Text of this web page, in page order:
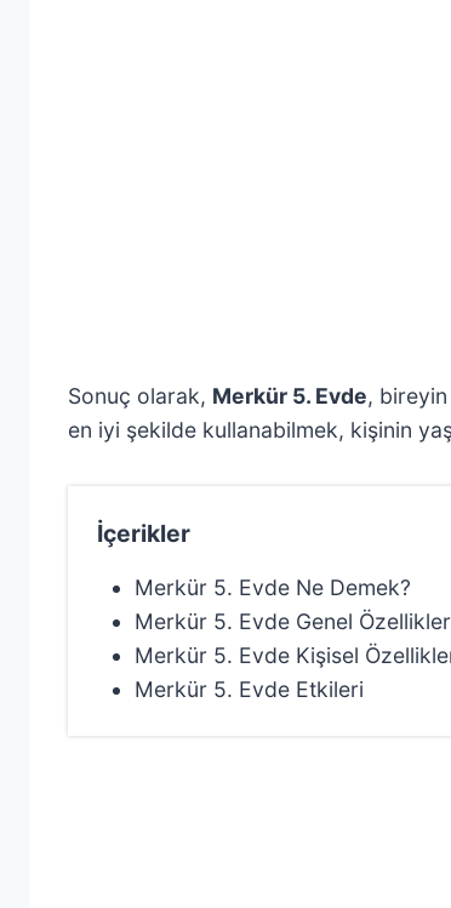
Sonuç olarak, Merkür 5. Evde,
en iyi şekilde kullanabilmek, kişinin
İçerikler
Merkür 5. Evde Ne Demek?
Merkür 5. Evde Genel
Merkür 5. Evde Kişisel
Merkür 5. Evde Etkileri